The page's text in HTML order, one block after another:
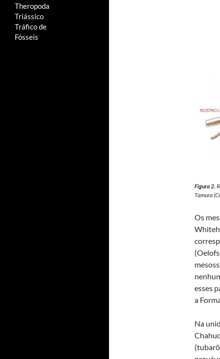
Figura 2.
Tamura
Os
esses
a
Na
Theropoda
Triássico
Tráfico de
Fósseis